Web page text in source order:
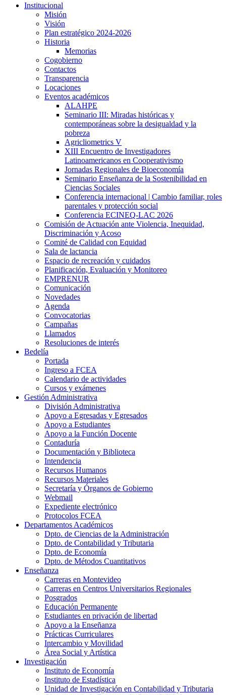
Institucional
Misión
Visión
Plan estratégico 2024-2026
Historia
Memorias
Cogobierno
Contactos
Transparencia
Locaciones
Eventos académicos
ALAHPE
Seminario III: Miradas históricas y
contemporáneas sobre la desigualdad y la
pobreza
Agricliometrics V
XIII Encuentro de Investigadores
Latinoamericanos en Cooperativismo
Jornadas Regionales de Bioeconomía
Seminario Enseñanza de la Sostenibilidad en
Ciencias Sociales
Conferencia internacional | Cambio familiar, roles
parentales y protección social
Conferencia ECINEQ-LAC 2026
Comisión de Actuación ante Violencia, Inequidad,
Discriminación y Acoso
Comité de Calidad con Equidad
Sala de lactancia
Espacio de recreación y cuidados
Planificación, Evaluación y Monitoreo
EMPRENUR
Comunicación
Novedades
Agenda
Convocatorias
Campañas
Llamados
Resoluciones de interés
Bedelía
Portada
Ingreso a FCEA
Calendario de actividades
Cursos y exámenes
Gestión Administrativa
División Administrativa
Apoyo a Egresadas y Egresados
Apoyo a Estudiantes
Apoyo a la Función Docente
Contaduría
Documentación y Biblioteca
Intendencia
Recursos Humanos
Recursos Materiales
Secretaría y Órganos de Gobierno
Webmail
Expediente electrónico
Protocolos FCEA
Departamentos Académicos
Dpto. de Ciencias de la Administración
Dpto. de Contabilidad y Tributaria
Dpto. de Economía
Dpto. de Métodos Cuantitativos
Enseñanza
Carreras en Montevideo
Carreras en Centros Universitarios Regionales
Posgrados
Educación Permanente
Estudiantes en privación de libertad
Apoyo a la Enseñanza
Prácticas Curriculares
Intercambio y Movilidad
Área Social y Artística
Investigación
Instituto de Economía
Instituto de Estadística
Unidad de Investigación en Contabilidad y Tributaria